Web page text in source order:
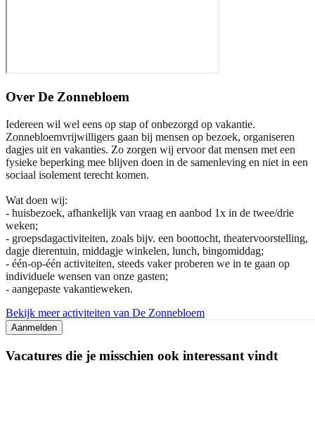
Over De Zonnebloem
Iedereen wil wel eens op stap of onbezorgd op vakantie.
Zonnebloemvrijwilligers gaan bij mensen op bezoek, organiseren
dagjes uit en vakanties. Zo zorgen wij ervoor dat mensen met een
fysieke beperking mee blijven doen in de samenleving en niet in een
sociaal isolement terecht komen.
Wat doen wij:
- huisbezoek, afhankelijk van vraag en aanbod 1x in de twee/drie
weken;
- groepsdagactiviteiten, zoals bijv. een boottocht, theatervoorstelling,
dagje dierentuin, middagje winkelen, lunch, bingomiddag;
- één-op-één activiteiten, steeds vaker proberen we in te gaan op
individuele wensen van onze gasten;
- aangepaste vakantieweken.
Bekijk meer activiteiten van De Zonnebloem
Aanmelden
Vacatures die je misschien ook interessant vindt